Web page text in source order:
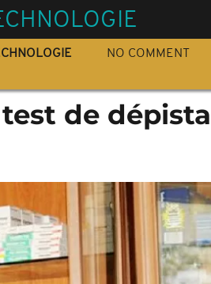
NO COMMENT
de